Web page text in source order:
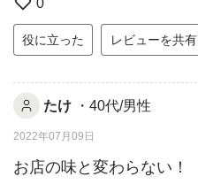
役に立った レビューを共有
たけ ・40代/男性
2022年07月09日
お店の味と変わらない！